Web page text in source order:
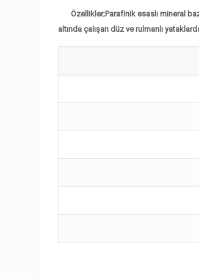
Özellikler;Parafinik esaslı mineral
altında çalışan düz ve rulmanlı